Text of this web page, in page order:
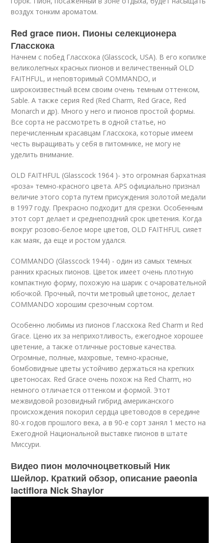
воздух тонким ароматом.
Red grace пион. Пионы селекционера
Гласскока
Начнем с побед Гласскока (Glasscock, USA). В его копилке
великолепных красных пионов и величественный OLD
FAITHFUL, и неповторимый COMMANDO, и
широкоизвестный всем своим очень темным оттенком,
Sable. А также серия Red (Red Charm, Red Grace, Red
Monarch и др). Много у него и пионов простой формы.
Все сорта не рассмотреть в одной статье, но
перечисленным красавцам Гласскока, которые имеем
честь выращивать у себя в питомнике, не могу не
уделить внимание.
OLD FAITHFUL (Glasscock 1964 )- это огромная бархатная
«роза» темно-красного цвета. APS официально признал
величие этого сорта путем присуждения золотой медали
в 1997 году. Прекрасно подходит для срезки. Особенным
этот сорт делает и среднепоздний срок цветения. Когда
вокруг розово-белое море цветов, OLD FAITHFUL сияет
как маяк, да еще и ростом удался.
COMMANDO (Glasscock 1944) - один из самых темных
ранних красных пионов. Цветок имеет очень плотную
компактную форму, похожую на шарик с очаровательной
юбочкой. Прочный, почти метровый цветонос, делает
COMMANDO хорошим срезочным сортом.
Особенно любимы из пионов Гласскока Red Charm и Red
Grace. Ценю их за неприхотливость, ежегодное хорошее
цветение, а также отличные ростовые качества.
Огромные, полные, махровые, темно-красные,
бомбовидные цветы устойчиво держаться на крепких
цветоносах. Red Grace очень похож на Red Charm, но
немного отличается оттенком и формой. Этот
межвидовой розовидный гибрид американского
происхождения покорил сердца цветоводов в середине
80-х годов прошлого века, а в 90-е сорт занял 1 место на
Ежегодной Национальной выставке пионов в штате
Миссури.
Видео пион молочноцветковый Ник
Шейлор. Краткий обзор, описание paeonia
lactiflora Nick Shaylor